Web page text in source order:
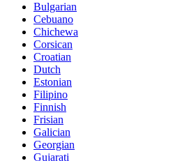
Bulgarian
Cebuano
Chichewa
Corsican
Croatian
Dutch
Estonian
Filipino
Finnish
Frisian
Galician
Georgian
Gujarati